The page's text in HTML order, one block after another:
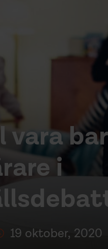
vara
i
19 oktober, 2020